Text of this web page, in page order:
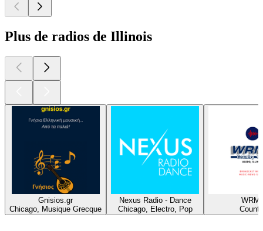
Plus de radios de Illinois
Gnisios.gr
Chicago, Musique Grecque
Nexus Radio - Dance
Chicago, Electro, Pop